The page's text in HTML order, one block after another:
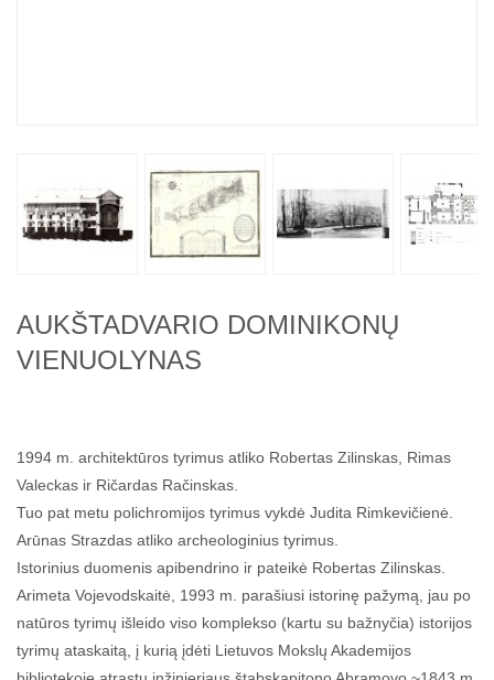
AUKŠTADVARIO DOMINIKONŲ
VIENUOLYNAS
1994 m. architektūros tyrimus atliko Robertas Zilinskas, Rimas
Valeckas ir Ričardas Račinskas.
Tuo pat metu polichromijos tyrimus vykdė Judita Rimkevičienė.
Arūnas Strazdas atliko archeologinius tyrimus.
Istorinius duomenis apibendrino ir pateikė Robertas Zilinskas.
Arimeta Vojevodskaitė, 1993 m. parašiusi istorinę pažymą, jau po
natūros tyrimų išleido viso komplekso (kartu su bažnyčia) istorijos
tyrimų ataskaitą, į kurią įdėti Lietuvos Mokslų Akademijos